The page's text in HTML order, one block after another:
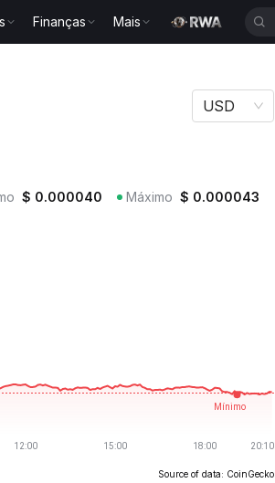
Finanças Mais
USD
$ 0.000040 Máximo $ 0.000043
Source of data: CoinGecko